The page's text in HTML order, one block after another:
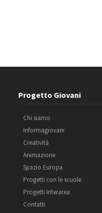
Progetto Giovani
Chi siamo
Informagiovani
Creatività
Animazione
Spazio Europa
Progetti con le scuole
Progetti Interarea
Contatti